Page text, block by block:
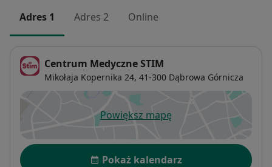
Adres 1 Adres 2 Online
Centrum Medyczne STIM
Mikołaja Kopernika 24, 41-300 Dąbrowa Górnicza
Powiększ mapęotwiera się w nowej karcie
Dostępność
Pokaż kalendarz